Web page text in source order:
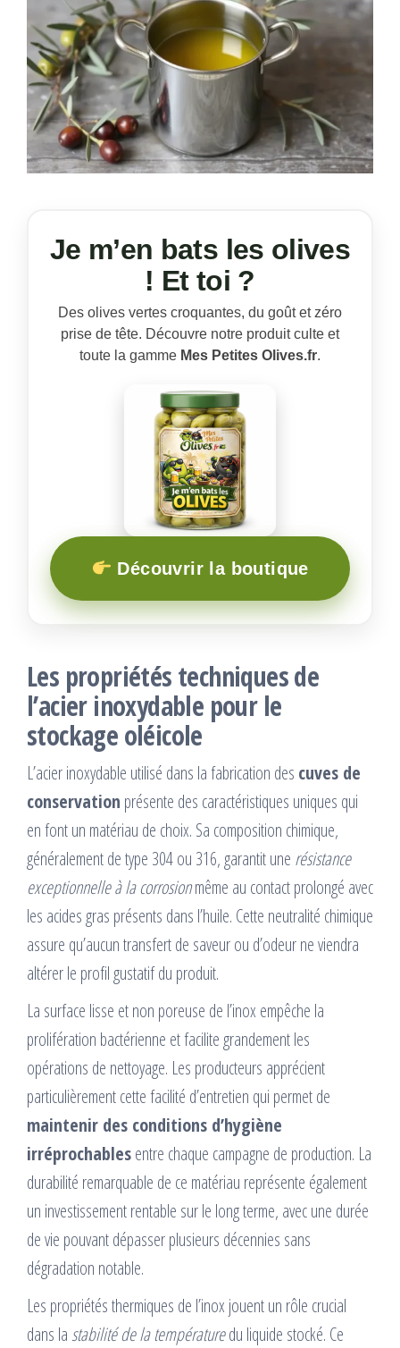
Je m’en bats les olives
! Et toi ?
Des olives vertes croquantes, du goût et zéro
prise de tête. Découvre notre produit culte et
toute la gamme Mes Petites Olives.fr.
Découvrir la boutique
Les propriétés techniques de
l’acier inoxydable pour le
stockage oléicole
L’acier inoxydable utilisé dans la fabrication des cuves de
conservation présente des caractéristiques uniques qui
en font un matériau de choix. Sa composition chimique,
généralement de type 304 ou 316, garantit une résistance
exceptionnelle à la corrosionmême au contact prolongé avec
les acides gras présents dans l’huile. Cette neutralité chimique
assure qu’aucun transfert de saveur ou d’odeur ne viendra
altérer le profil gustatif du produit.
La surface lisse et non poreuse de l’inox empêche la
prolifération bactérienne et facilite grandement les
opérations de nettoyage. Les producteurs apprécient
particulièrement cette facilité d’entretien qui permet de
maintenir des conditions d’hygiène
irréprochablesentre chaque campagne de production. La
durabilité remarquable de ce matériau représente également
un investissement rentable sur le long terme, avec une durée
de vie pouvant dépasser plusieurs décennies sans
dégradation notable.
Les propriétés thermiques de l’inox jouent un rôle crucial
dans la stabilité de la températuredu liquide stocké. Ce